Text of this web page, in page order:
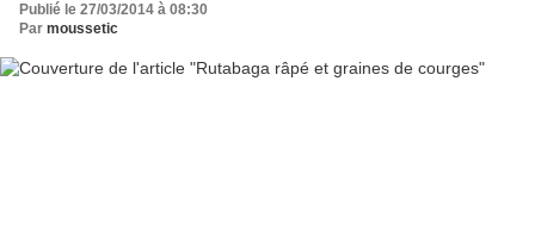
Publié le 27/03/2014 à 08:30
Par moussetic